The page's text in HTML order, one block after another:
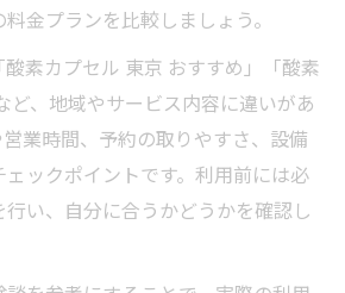
金プランを比較しましょう。
素カプセル 東京 おすすめ」「酸素
ど、地域やサービス内容に違いがあ
業時間、予約の取りやすさ、設備
ックポイントです。利用前には必
い、自分に合うかどうかを確認し